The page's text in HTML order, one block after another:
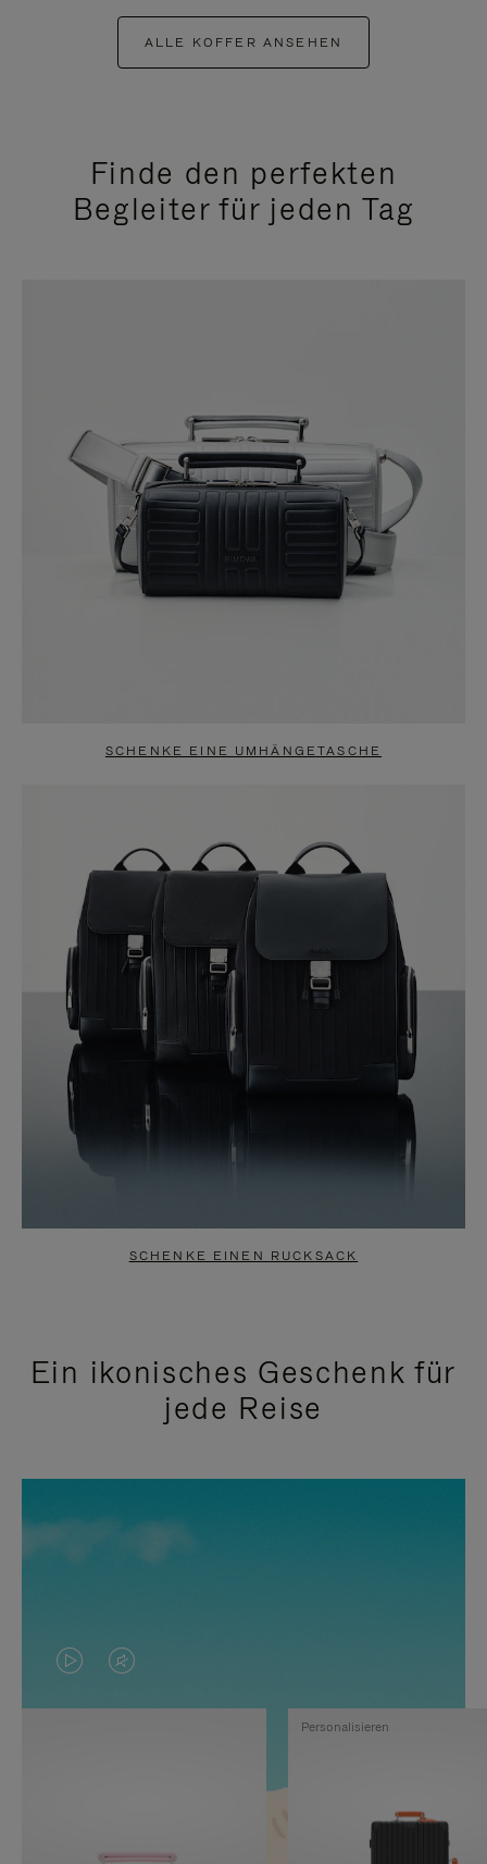
ALLE KOFFER ANSEHEN
Finde den perfekten
Begleiter für jeden Tag
SCHENKE EINE UMHÄNGETASCHE
SCHENKE EINEN RUCKSACK
Ein ikonisches Geschenk für
jede Reise
DAS
VIDEO
VIDEO
IST
Personalisieren